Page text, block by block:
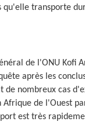
qu'elle transporte
de l'ONU Kofi
après les
de nombreux cas
Afrique de l'Ouest
est très